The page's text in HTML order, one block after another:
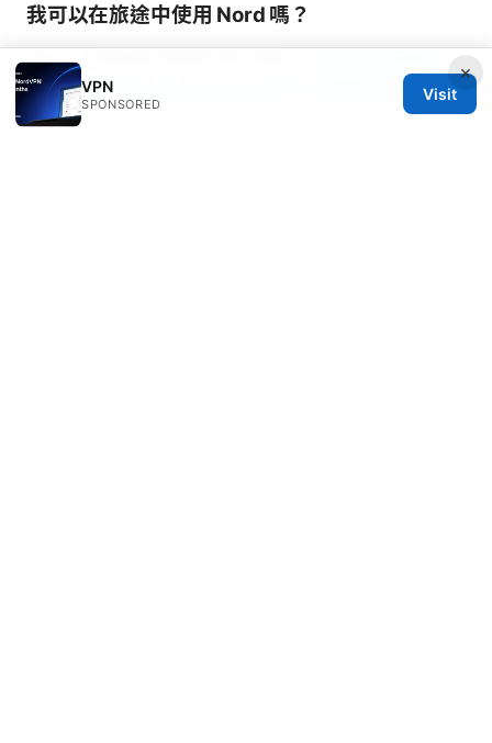
我可以在旅途中使用 Nord 嗎？
可以，支援跨國伺服器與穩定連線。
么：最全VPN替代方案與設定要點，打造穩定高速的網
路代理
×
VPN
SPONSORED
Visit